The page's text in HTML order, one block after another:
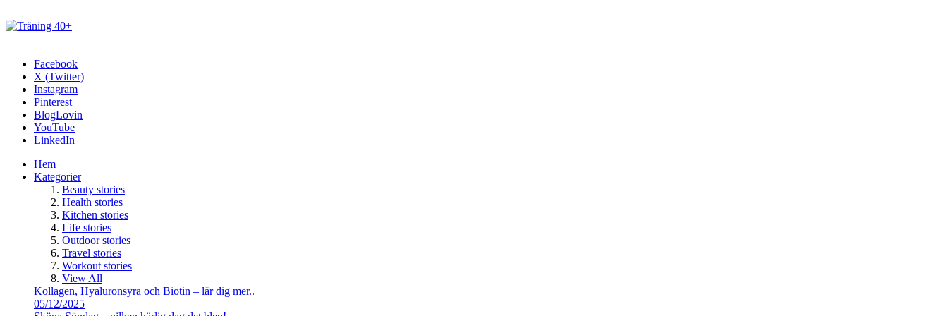
Facebook
X (Twitter)
Instagram
Pinterest
BlogLovin
YouTube
LinkedIn
Hem
Kategorier
Beauty stories
Health stories
Kitchen stories
Life stories
Outdoor stories
Travel stories
Workout stories
View All
Kollagen, Hyaluronsyra och Biotin – lär dig mer..
05/12/2025